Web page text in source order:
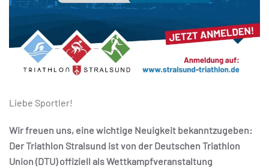
Liebe Sportler!
Wir freuen uns, eine wichtige Neuigkeit bekanntzugeben:
Der Triathlon Stralsund ist von der Deutschen Triathlon
Union (DTU) offiziell als Wettkampfveranstaltung